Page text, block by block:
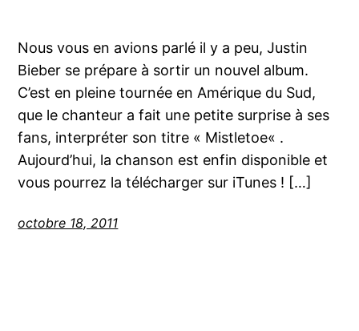
Nous vous en avions parlé il y a peu, Justin
Bieber se prépare à sortir un nouvel album.
C’est en pleine tournée en Amérique du Sud,
que le chanteur a fait une petite surprise à ses
fans, interpréter son titre « Mistletoe« .
Aujourd’hui, la chanson est enfin disponible et
vous pourrez la télécharger sur iTunes ! […]
octobre 18, 2011